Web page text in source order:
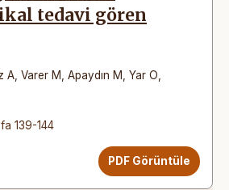
tedavi gören
A Varer M Apaydın M Yar O
139-144
PDF Görüntüle